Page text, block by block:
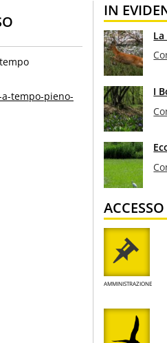
tempo-pieno-
IN
La
I
AMMINISTRAZIONE